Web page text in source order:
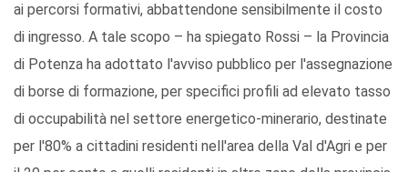
ai percorsi formativi, abbattendone sensibilmente il costo
di ingresso. A tale scopo – ha spiegato Rossi – la Provincia
di Potenza ha adottato l'avviso pubblico per l'assegnazione
di borse di formazione, per specifici profili ad elevato tasso
di occupabilità nel settore energetico-minerario, destinate
per l'80% a cittadini residenti nell'area della Val d'Agri e per